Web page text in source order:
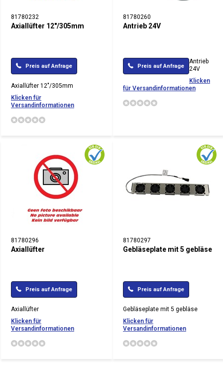
81780232
Axiallüfter 12"/305mm
Preis auf Anfrage
Axiallüfter 12"/305mm
Klicken für
Versandinformationen
81780260
Antrieb 24V
Preis auf Anfrage
Antrieb
24V
Klicken
für Versandinformationen
81780296
Axiallüfter
Preis auf Anfrage
Axiallüfter
Klicken für
Versandinformationen
81780297
Gebläseplate mit 5 gebläse
Preis auf Anfrage
Gebläseplate mit 5 gebläse
Klicken für
Versandinformationen